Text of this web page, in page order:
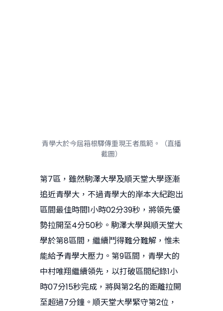
青學大於今屆箱根驛傳重現王者風範。（直播
截圖）
第7區，雖然駒澤大學及順天堂大學逐漸
追近青學大，不過青學大的岸本大紀跑出
區間最佳時間1小時02分39秒，將領先優
勢拉開至4分50秒。駒澤大學與順天堂大
學於第8區間，繼續鬥得難分難解，惟未
能給予青學大壓力。第9區間，青學大的
中村唯翔繼續領先，以打破區間紀錄1小
時07分15秒完成，將與第2名的距離拉開
至超過7分鐘。順天堂大學緊守第2位，